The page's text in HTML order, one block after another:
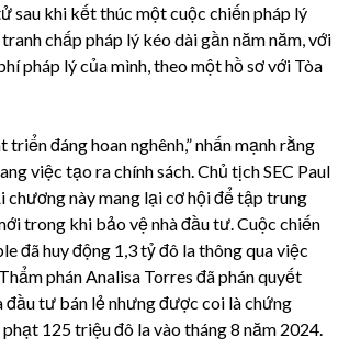
sau khi kết thúc một cuộc chiến pháp lý
chấp pháp lý kéo dài gần năm năm, với
pháp lý của mình, theo một hồ sơ với Tòa
đáng hoan nghênh,” nhấn mạnh rằng
việc tạo ra chính sách. Chủ tịch SEC Paul
này mang lại cơ hội để tập trung
trong khi bảo vệ nhà đầu tư. Cuộc chiến
đã huy động 1,3 tỷ đô la thông qua việc
phán Analisa Torres đã phán quyết
đầu tư bán lẻ nhưng được coi là chứng
125 triệu đô la vào tháng 8 năm 2024.